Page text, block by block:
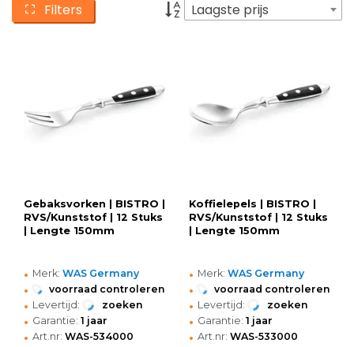
Filters Laagste prijs
Gebaksvorken | BISTRO |
RVS/Kunststof | 12 Stuks
| Lengte 150mm
• Merk: WAS Germany
• voorraad controleren
• Levertijd: zoeken
• Garantie: 1 jaar
• Art.nr: WAS-534000
Koffielepels | BISTRO |
RVS/Kunststof | 12 Stuks
| Lengte 150mm
• Merk: WAS Germany
• voorraad controleren
• Levertijd: zoeken
• Garantie: 1 jaar
• Art.nr: WAS-533000